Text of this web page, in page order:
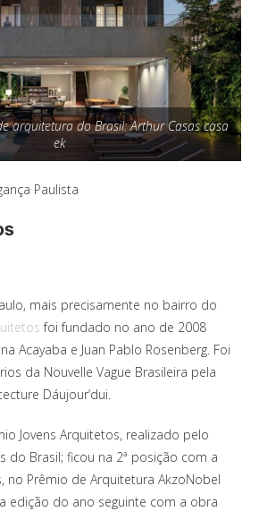
arquitetura do Brasil: Arthur Casas casa
ek
Paulista
mais precisamente no bairro do
foi fundado no ano de 2008
Acayaba e Juan Pablo Rosenberg. Foi
da Nouvelle Vague Brasileira pela
Dáujour’dui.
Jovens Arquitetos, realizado pelo
do Brasil; ficou na 2ª posição com a
no Prêmio de Arquitetura AkzoNobel
edição do ano seguinte com a obra